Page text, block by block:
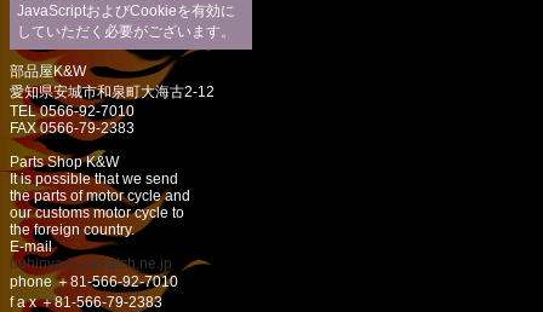
JavaScriptおよびCookieを有効に
していただく必要がございます。
部品屋K&W
愛知県安城市和泉町大海古2-12
TEL 0566-92-7010
FAX 0566-79-2383
Parts Shop K&W
It is possible that we send
the parts of motor cycle and
our customs motor cycle to
the foreign country.
E-mail
buhinya-kw@katch.ne.jp
phone ＋81-566-92-7010
f a x ＋81-566-79-2383